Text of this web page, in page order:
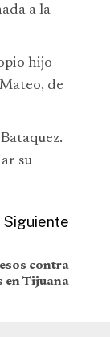
a la
hijo
de
su
Siguiente
contra
en Tijuana